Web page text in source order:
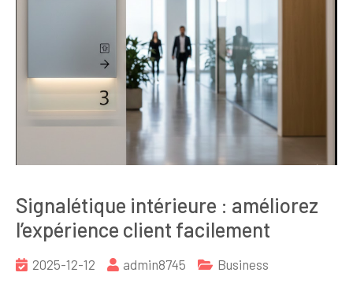
Signalétique intérieure : améliorez
l’expérience client facilement
2025-12-12 admin8745 Business